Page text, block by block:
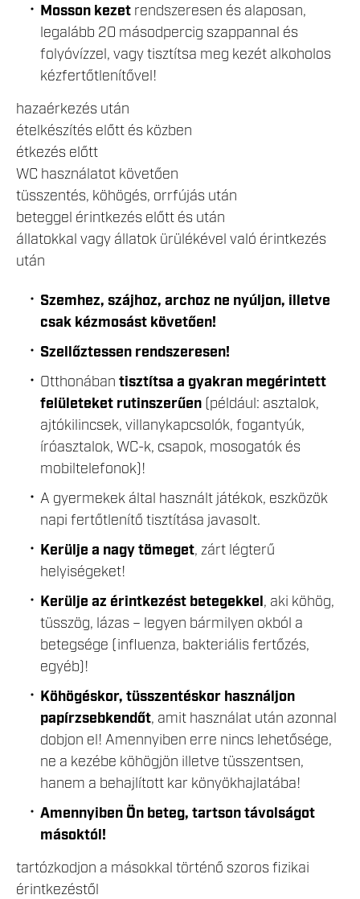
Mosson kezetrendszeresen és alaposan,
legalább 20 másodpercig szappannal és
folyóvízzel, vagy tisztítsa meg kezét alkoholos
kézfertőtlenítővel!
hazaérkezés után
ételkészítés előtt és közben
étkezés előtt
WC használatot követően
tüsszentés, köhögés, orrfújás után
beteggel érintkezés előtt és után
állatokkal vagy állatok ürülékével való érintkezés
után
Szemhez, szájhoz, archoz ne nyúljon, illetve
csak kézmosást követően!
Szellőztessen rendszeresen!
Otthonában tisztítsa a gyakran megérintett
felületeket rutinszerűen(például: asztalok,
ajtókilincsek, villanykapcsolók, fogantyúk,
íróasztalok, WC-k, csapok, mosogatók és
mobiltelefonok)!
A gyermekek által használt játékok, eszközök
napi fertőtlenítő tisztítása javasolt.
Kerülje a nagy tömeget, zárt légterű
helyiségeket!
Kerülje az érintkezést betegekkel, aki köhög,
tüsszög, lázas – legyen bármilyen okból a
betegsége (influenza, bakteriális fertőzés,
egyéb)!
Köhögéskor, tüsszentéskor használjon
papírzsebkendőt, amit használat után azonnal
dobjon el! Amennyiben erre nincs lehetősége,
ne a kezébe köhögjön illetve tüsszentsen,
hanem a behajlított kar könyökhajlatába!
Amennyiben Ön beteg, tartson távolságot
másoktól!
tartózkodjon a másokkal történő szoros fizikai
érintkezéstől